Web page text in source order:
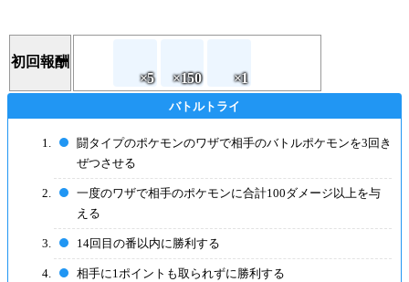
初回報酬
闘タイプのポケモンのワザで相手のバトルポケモンを3回き
ぜつさせる
一度のワザで相手のポケモンに合計100ダメージ以上を与
える
14回目の番以内に勝利する
相手に1ポイントも取られずに勝利する